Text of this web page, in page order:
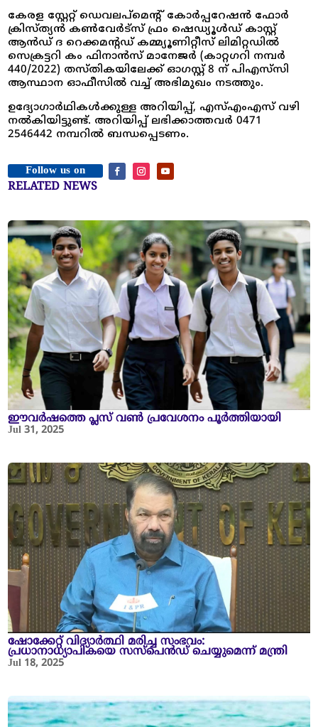
കേരള സ്റ്റേറ്റ് ഡെവലപ്മെന്റ് കോർപ്പറേഷൻ ഫോർ
ക്രിസ്ത്യൻ കൺവേർട്സ് ഫ്രം ഷെഡ്യൂൾഡ് കാസ്റ്റ്
ആൻഡ് ദ റെക്കമന്റഡ് കമ്മ്യൂണിറ്റീസ് ലിമിറ്റഡിൽ
സെക്രട്ടറി കം ഫിനാൻസ് മാനേജർ (കാറ്റഗറി നമ്പർ
440/2022) തസ്തികയിലേക്ക് ഓഗസ്റ്റ് 8 ന് പിഎസ്‍സി
ആസ്ഥാന ഓഫീസിൽ വച്ച് അഭിമുഖം നടത്തും.
ഉദ്യോഗാർഥികൾക്കുള്ള അറിയിപ്പ്, എസ്എംഎസ് വഴി
നൽകിയിട്ടുണ്ട്. അറിയിപ്പ് ലഭിക്കാത്തവർ 0471
2546442 നമ്പറിൽ ബന്ധപ്പെടണം.
Follow us on
RELATED NEWS
ഈവർഷത്തെ പ്ലസ് വൺ പ്രവേശനം പൂർത്തിയായി
Jul 31, 2025
ഷോക്കേറ്റ് വിദ്യാർത്ഥി മരിച്ച സംഭവം:
പ്രധാനാധ്യാപികയെ സസ്പെൻഡ് ചെയ്യുമെന്ന് മന്ത്രി
Jul 18, 2025